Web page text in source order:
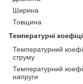
Ширина
Товщина
Температурні
Температурний
струму
Температурний
напруги